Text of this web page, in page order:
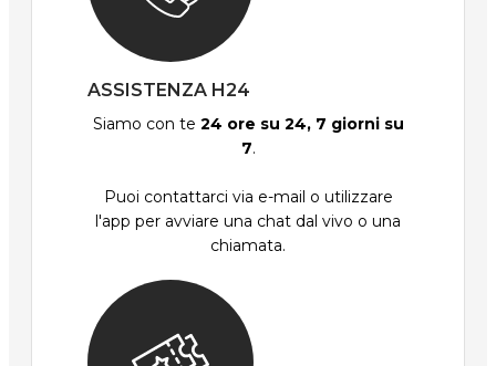
ASSISTENZA H24
Siamo con te 24 ore su 24, 7 giorni su
7.
Puoi contattarci via e-mail o utilizzare
l'app per avviare una chat dal vivo o una
chiamata.